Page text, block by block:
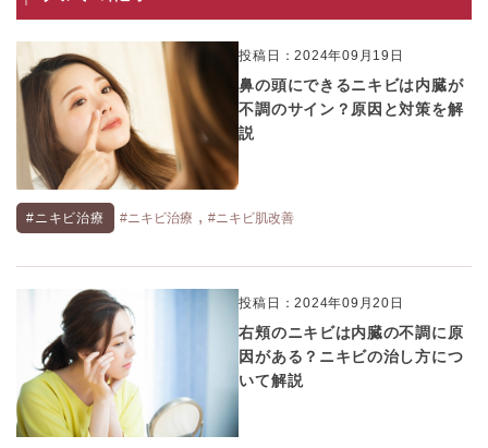
投稿日：2024年09月19日
鼻の頭にできるニキビは内臓が
不調のサイン？原因と対策を解
説
#ニキビ治療 #ニキビ治療 , #ニキビ肌改善
投稿日：2024年09月20日
右頬のニキビは内臓の不調に原
因がある？ニキビの治し方につ
いて解説